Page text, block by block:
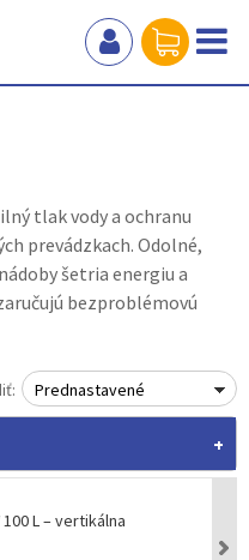
tlak vody a ochranu
prevádzkach. Odolné,
šetria energiu a
bezproblémovú
Prednastavené
L – vertikálna